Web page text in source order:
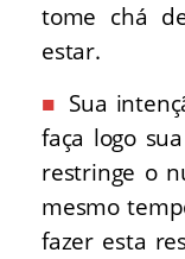
tome chá
estar.
Sua
faça logo
restringe o
mesmo
fazer esta